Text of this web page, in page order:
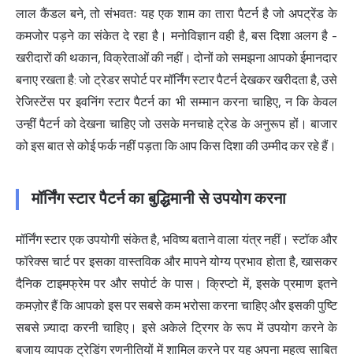
लाल कैंडल बने, तो संभवतः यह एक शाम का तारा पैटर्न है जो अपट्रेंड के
कमजोर पड़ने का संकेत दे रहा है। मनोविज्ञान वही है, बस दिशा अलग है -
खरीदारों की थकान, विक्रेताओं की नहीं। दोनों को समझना आपको ईमानदार
बनाए रखता है: जो ट्रेडर सपोर्ट पर मॉर्निंग स्टार पैटर्न देखकर खरीदता है, उसे
रेजिस्टेंस पर इवनिंग स्टार पैटर्न का भी सम्मान करना चाहिए, न कि केवल
उन्हीं पैटर्न को देखना चाहिए जो उसके मनचाहे ट्रेड के अनुरूप हों। बाजार
को इस बात से कोई फर्क नहीं पड़ता कि आप किस दिशा की उम्मीद कर रहे हैं।
मॉर्निंग स्टार पैटर्न का बुद्धिमानी से उपयोग करना
मॉर्निंग स्टार एक उपयोगी संकेत है, भविष्य बताने वाला यंत्र नहीं। स्टॉक और
फॉरेक्स चार्ट पर इसका वास्तविक और मापने योग्य प्रभाव होता है, खासकर
दैनिक टाइमफ्रेम पर और सपोर्ट के पास। क्रिप्टो में, इसके प्रमाण इतने
कमज़ोर हैं कि आपको इस पर सबसे कम भरोसा करना चाहिए और इसकी पुष्टि
सबसे ज़्यादा करनी चाहिए। इसे अकेले ट्रिगर के रूप में उपयोग करने के
बजाय व्यापक ट्रेडिंग रणनीतियों में शामिल करने पर यह अपना महत्व साबित